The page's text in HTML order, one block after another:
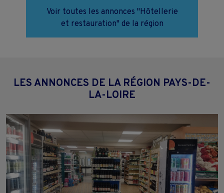
Voir toutes les annonces "Hôtellerie
et restauration" de la région
LES ANNONCES DE LA RÉGION PAYS-DE-
LA-LOIRE